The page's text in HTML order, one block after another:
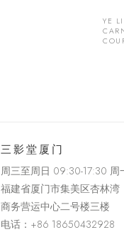
YE
三影堂厦门
周三至周日 09:30-17:30 周
福建省厦门市集美区杏林湾
商务营运中心二号楼三楼
电话： +86 18650432928